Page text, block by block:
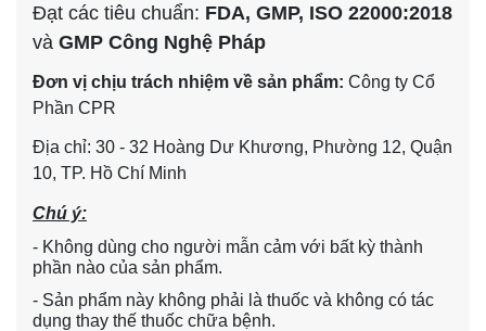
Đạt các tiêu chuẩn: FDA, GMP, ISO 22000:2018
và GMP Công Nghệ Pháp
Đơn vị chịu trách nhiệm về sản phẩm: Công ty Cổ
Phần CPR
Địa chỉ: 30 - 32 Hoàng Dư Khương, Phường 12, Quận
10, TP. Hồ Chí Minh
Chú ý:
- Không dùng cho người mẫn cảm với bất kỳ thành
phần nào của sản phẩm.
- Sản phẩm này không phải là thuốc và không có tác
dụng thay thế thuốc chữa bệnh.